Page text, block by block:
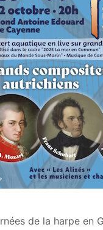
de la harpe en